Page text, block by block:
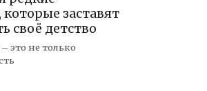
заставят
своё детство
это не только